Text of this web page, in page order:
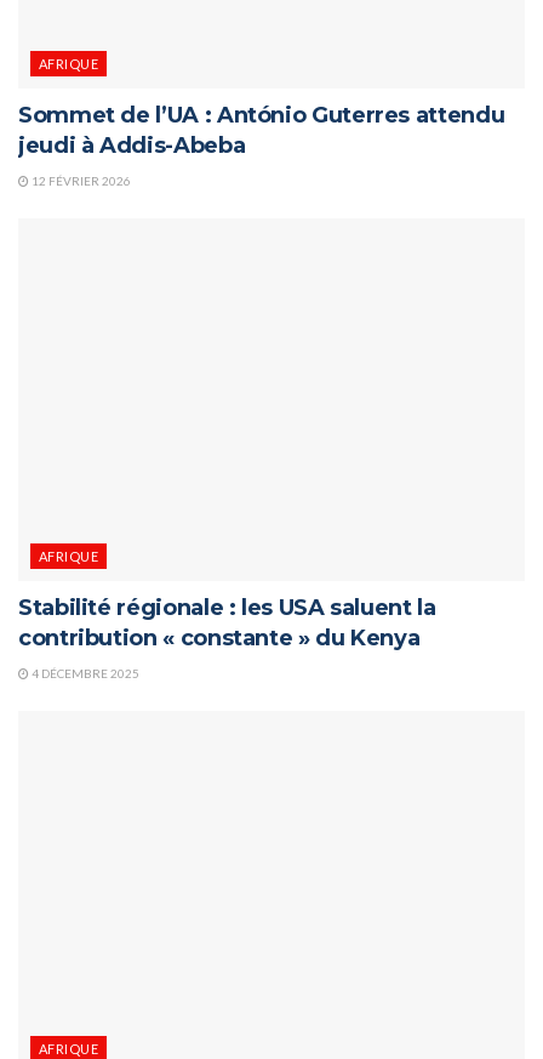
AFRIQUE
Sommet de l’UA : António Guterres attendu
jeudi à Addis-Abeba
12 FÉVRIER 2026
AFRIQUE
Stabilité régionale : les USA saluent la
contribution « constante » du Kenya
4 DÉCEMBRE 2025
AFRIQUE